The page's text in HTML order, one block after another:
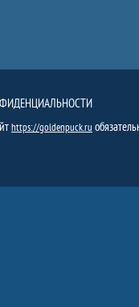
https://goldenpuck.ru